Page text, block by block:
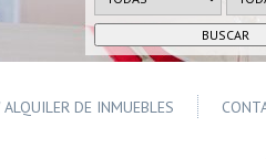
DE INMUEBLES